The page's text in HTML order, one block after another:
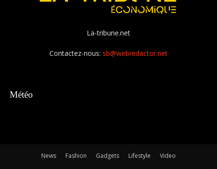
La-tribune.net
Contactez-nous: sb@webredactor.net
Météo
News Fashion Gadgets Lifestyle Video